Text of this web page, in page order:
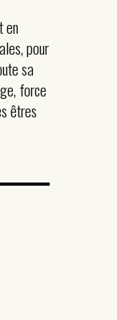
en
pour
sa
force
êtres